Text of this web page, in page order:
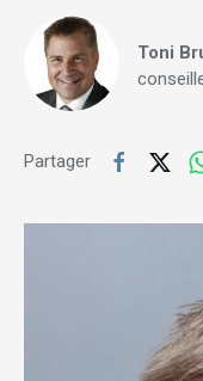
Toni
Partager